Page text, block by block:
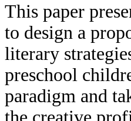
This paper
to design a
literary
preschool
paradigm and
the creative